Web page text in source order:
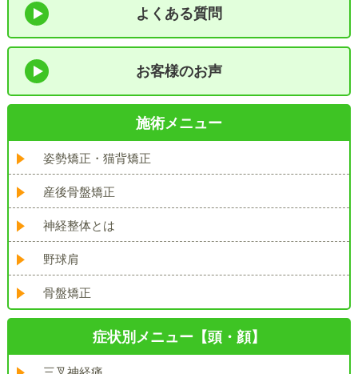
よくある質問
お客様のお声
施術メニュー
姿勢矯正・猫背矯正
産後骨盤矯正
神経整体とは
野球肩
骨盤矯正
症状別メニュー【頭・顔】